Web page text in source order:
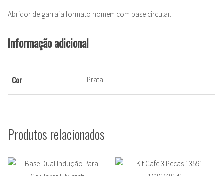
Abridor de garrafa formato homem com base circular.
Informação adicional
Cor Prata
Produtos relacionados